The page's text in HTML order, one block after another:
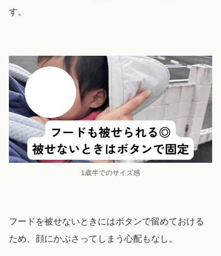
す。
1歳半でのサイズ感
フードを被せないときにはボタンで留めておける
ため、顔にかぶさってしまう心配もなし。